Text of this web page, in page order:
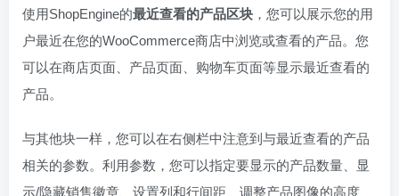
使用ShopEngine的最近查看的产品区块 ，您可以展示您的用
户最近在您的WooCommerce商店中浏览或查看的产品。您
可以在商店页面、产品页面、购物车页面等显示最近查看的
产品。
与其他块一样，您可以在右侧栏中注意到与最近查看的产品
相关的参数。利用参数，您可以指定要显示的产品数量、显
示/隐藏销售徽章、设置列和行间距、调整产品图像的高度